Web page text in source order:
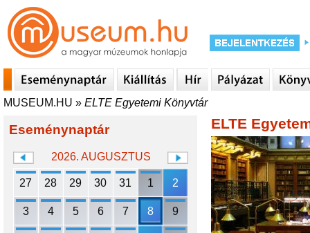
MUSEUM.HU » ELTE Egyetemi Könyvtár
Eseménynaptár
2026. AUGUSZTUS
27 28 29 30 31 1 2
3 4 5 6 7 8 9
ELTE